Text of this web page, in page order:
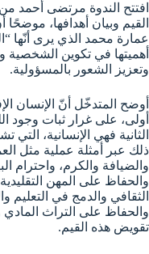
افتتح الندوة مرتضى أحمد
القيم وبيان أهدافها،
عمارة محمد الذي يرى أنّها
أهميتها في تكوين الشخصية
وتعزيز الشعور بالمسؤولية.
أوضح المتدخّل أنّ الإنسان
أولى، على غرار ثبات وجود
الثانية فهي الإنسانية،
ذلك عبر أمثلة عملية مثل
والضيافة والكرم، واحترام
والحفاظ على المهن
الثقافي والدمج في التعليم
والحفاظ على التراث
تقويض هذه القيم.